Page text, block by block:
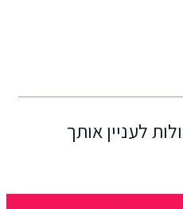
לעניין אותך